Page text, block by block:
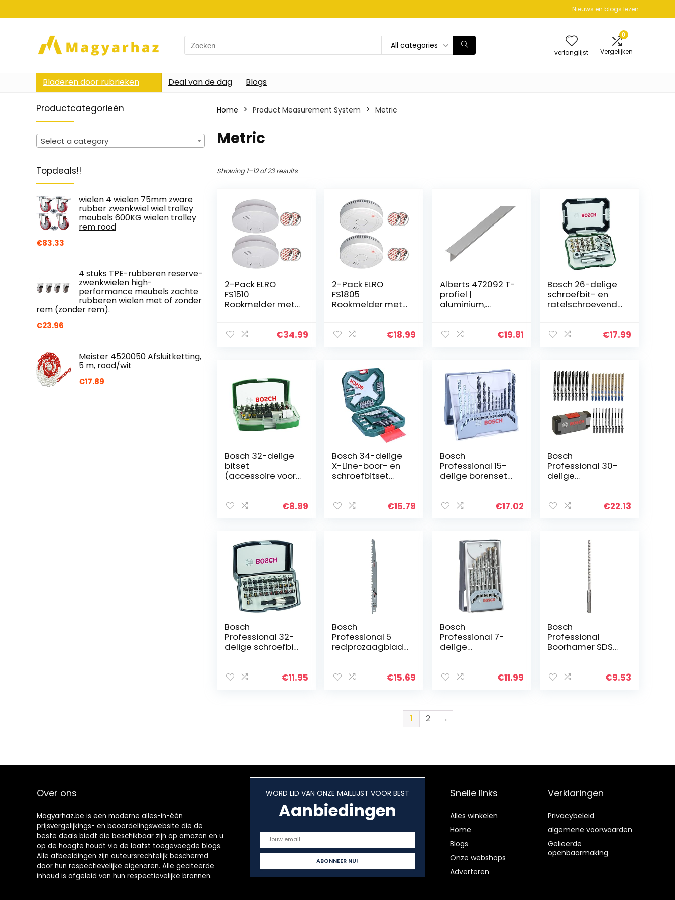
Nieuws en blogs lezen
Search
for:
All categories
verlanglijst
0
Vergelijken
Bladeren door rubrieken Deal van de dag Blogs
Productcategorieën
Select a category
Topdeals!!
wielen 4 wielen 75mm zware
rubber zwenkwiel wiel trolley
meubels 600KG wielen trolley
rem rood
€83.33
4 stuks TPE-rubberen reserve-
zwenkwielen high-
performance meubels zachte
rubberen wielen met of zonder
rem (zonder rem).
€23.96
Meister 4520050 Afsluitketting,
5 m, rood/wit
€17.89
Home Product Measurement System ‎Metric
‎Metric
Showing 1–12 of 23 results
2-Pack ELRO
FS1510
Rookmelder met
Montage
€34.99
2-Pack ELRO
FS1805
Rookmelder met
Montage –
€18.99
Alberts 472092 T-
profiel |
aluminium,
€19.81
Bosch 26-delige
schroefbit- en
ratelschroevendr
TH-, S-bit,
€17.99
Bosch 32-delige
bitset
(accessoire voor
handschroevendr
€8.99
Bosch 34-delige
X-Line-boor- en
schroefbitset
metaal,
schroevendraaier
€15.79
Bosch
Professional 15-
delige borenset
steen, accessoire
€17.02
Bosch
Professional 30-
delige
Wood and Metal
€22.13
Bosch
Professional 32-
delige schroefbit
S-Bit, accessoires
€11.95
Bosch
Professional 5
reciprozaagblad
19 x 1,5 mm,
€15.69
Bosch
Professional 7-
delige
beton, Ø 4-10 mm,
)
€11.99
Bosch
Professional
Boorhamer SDS
metselwerk, 6 x
€9.53
1 2 →
Over ons
Magyarhaz.be is een moderne alles-in-één
prijsvergelijkings- en beoordelingswebsite die de
beste deals biedt die beschikbaar zijn op amazon en u
op de hoogte houdt via de laatst toegevoegde blogs.
Alle afbeeldingen zijn auteursrechtelijk beschermd
door hun respectievelijke eigenaren. Alle geciteerde
inhoud is afgeleid van hun respectievelijke bronnen.
WORD LID VAN ONZE MAILLIJST VOOR BEST
Aanbiedingen
Snelle links
Alles winkelen
Home
Blogs
Onze webshops
Adverteren
Verklaringen
Privacybeleid
algemene voorwaarden
Gelieerde
openbaarmaking